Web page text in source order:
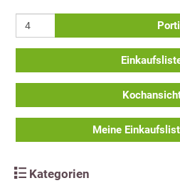
Meine
Kategorien